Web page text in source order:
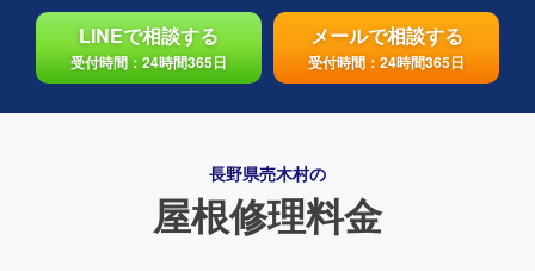
LINEで相談する
受付時間：24時間365日
メールで相談する
受付時間：24時間365日
長野県売木村の
屋根修理料金